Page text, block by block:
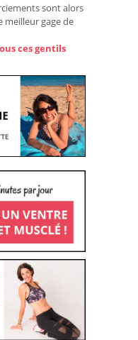
sont alors
meilleur gage de
ces gentils